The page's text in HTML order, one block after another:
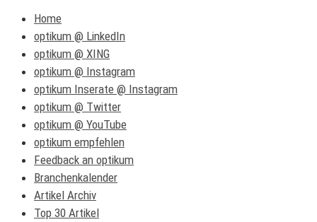
Home
optikum @ LinkedIn
optikum @ XING
optikum @ Instagram
optikum Inserate @ Instagram
optikum @ Twitter
optikum @ YouTube
optikum empfehlen
Feedback an optikum
Branchenkalender
Artikel Archiv
Top 30 Artikel